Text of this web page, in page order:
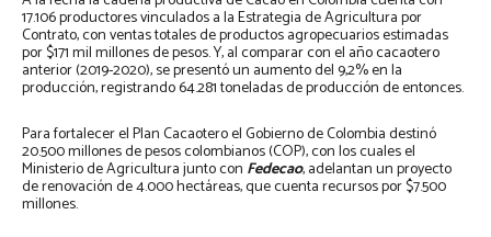
17.106 productores vinculados a la Estrategia de Agricultura por
Contrato, con ventas totales de productos agropecuarios estimadas
por $171 mil millones de pesos. Y, al comparar con el año cacaotero
anterior (2019-2020), se presentó un aumento del 9,2% en la
producción, registrando 64.281 toneladas de producción de entonces.
Para fortalecer el Plan Cacaotero el Gobierno de Colombia destinó
20.500 millones de pesos colombianos (COP), con los cuales el
Ministerio de Agricultura junto con Fedecao, adelantan un proyecto
de renovación de 4.000 hectáreas, que cuenta recursos por $7.500
millones.